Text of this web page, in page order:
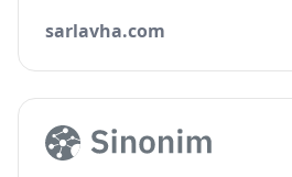
sarlavha.com